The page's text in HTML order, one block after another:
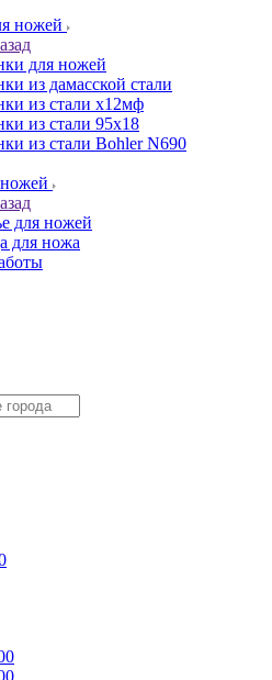
ножей
для ножей
из дамасской стали
из стали х12мф
из стали 95х18
из стали Bohler N690
для ножей
для ножа